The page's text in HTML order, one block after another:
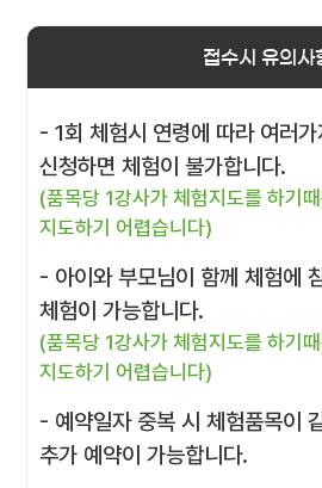
접수시 유의사
- 1회 체험시 연령에 따라 여러
신청하면 체험이 불가합니다.
(품목당 1강사가 체험지도를 하기
지도하기 어렵습니다)
- 아이와 부모님이 함께 체험에
체험이 가능합니다.
(품목당 1강사가 체험지도를 하기
지도하기 어렵습니다)
- 예약일자 중복 시 체험품목이
추가 예약이 가능합니다.